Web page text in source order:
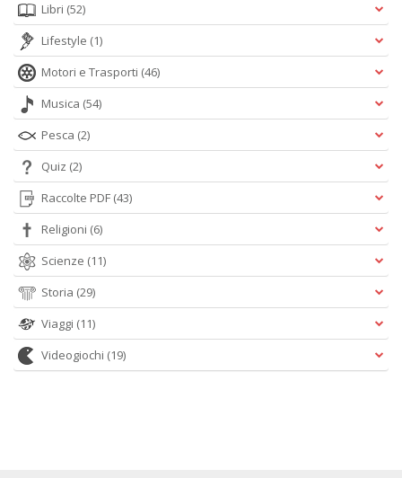
Libri (52)
Lifestyle (1)
Motori e Trasporti (46)
Musica (54)
Pesca (2)
Quiz (2)
Raccolte PDF (43)
Religioni (6)
Scienze (11)
Storia (29)
Viaggi (11)
Videogiochi (19)